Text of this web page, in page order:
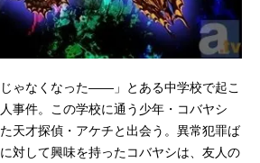
じゃなくなった――」とある中学校で起こ
事件。この学校に通う少年・コバヤシ
天才探偵・アケチと出会う。異常犯罪ば
対して興味を持ったコバヤシは、友人の